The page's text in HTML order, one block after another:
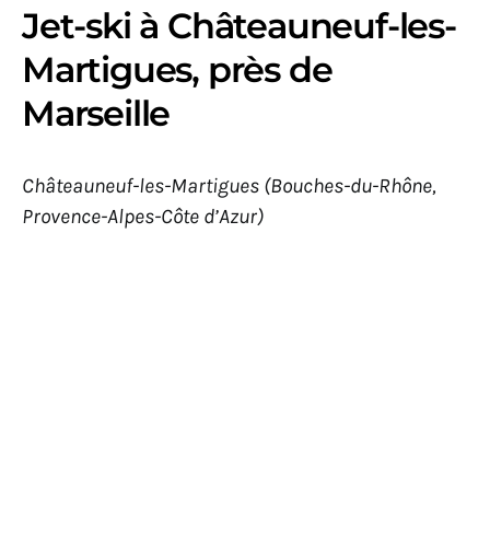
Jet-ski à Châteauneuf-les-
Martigues, près de
Marseille
Châteauneuf-les-Martigues (Bouches-du-Rhône,
Provence-Alpes-Côte d’Azur)